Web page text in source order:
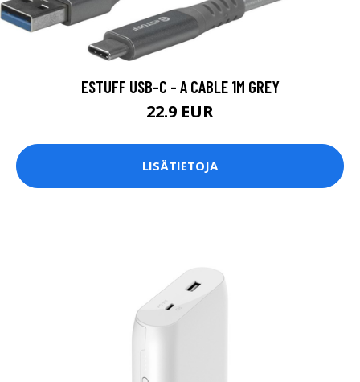
ESTUFF USB-C - A CABLE 1M GREY
22.9 EUR
LISÄTIETOJA